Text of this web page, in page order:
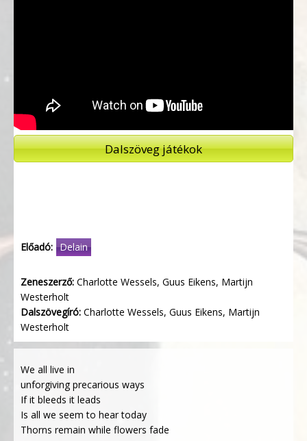
Dalszöveg játékok
Előadó: Delain
Zeneszerző: Charlotte Wessels, Guus Eikens, Martijn
Westerholt
Dalszövegíró: Charlotte Wessels, Guus Eikens, Martijn
Westerholt
We all live in
unforgiving precarious ways
If it bleeds it leads
Is all we seem to hear today
Thorns remain while flowers fade